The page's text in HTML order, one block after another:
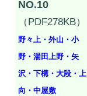
NO.10
（PDF278KB）
野々上・外山・小
野・湯田上野・矢
沢・下構・大段・上
向・中屋敷